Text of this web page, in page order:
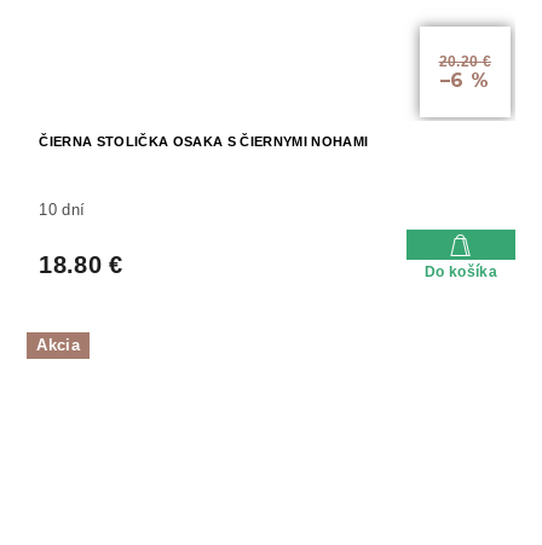
20.20 €
–6 %
ČIERNA STOLIČKA OSAKA S ČIERNYMI NOHAMI
10 dní
18.80 € Do košíka
Akcia